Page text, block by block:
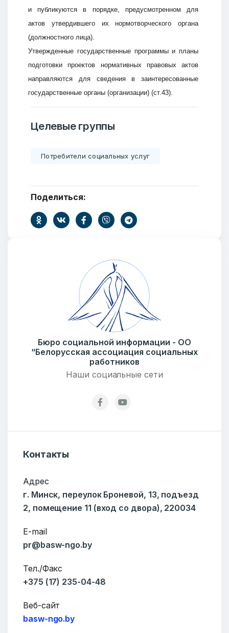
Добро пожаловать
Бюро социальной информации
Email:
pr@basw-ngo.by
Ваше имя
и публикуются в порядке, предусмотренном для
актов утвердившего их нормотворческого органа
(должностного лица).
Утвержденные государственные программы и планы
подготовки проектов нормативных правовых актов
направляются для сведения в заинтересованные
государственные органы (организации) (ст.43).
Целевые группы
Потребители социальных услуг
Поделиться:
Бюро социальной информации - ОО
“Белорусская ассоциация социальных
работников
Наши социальные сети
Контакты
Адрес
г. Минск, переулок Броневой, 13, подъезд
2, помещение 11 (вход со двора), 220034
E-mail
pr@basw-ngo.by
Тел./Факс
+375 (17) 235-04-48
Веб-сайт
basw-ngo.by